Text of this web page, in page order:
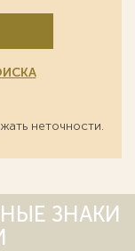
неточности.
ЗНАКИ